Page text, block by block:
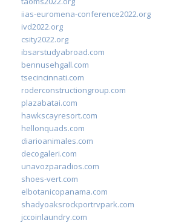
iias-euromena-conference2022.org
ivd2022.org
csity2022.org
ibsarstudyabroad.com
bennusehgall.com
tsecincinnati.com
roderconstructiongroup.com
plazabatai.com
hawkscayresort.com
hellonquads.com
diarioanimales.com
decogaleri.com
unavozparadios.com
shoes-vert.com
elbotanicopanama.com
shadyoaksrockportrvpark.com
jccoinlaundry.com